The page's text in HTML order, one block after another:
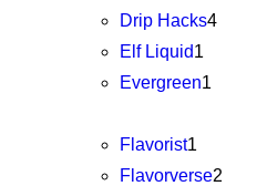
Drip Hacks4
Elf Liquid1
Evergreen1
Flavorist1
Flavorverse2